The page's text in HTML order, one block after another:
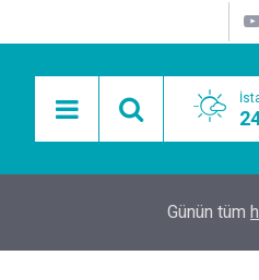
Mobil Araçlarla
Günün tüm